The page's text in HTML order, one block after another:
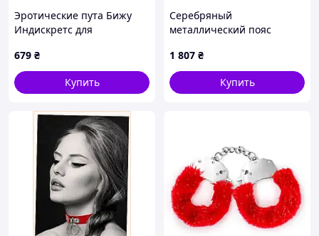
Эротические пута Бижу
Индискретс для
679 ₴
Купить
Серебряный
металлический пояс
Metal Penis Cock Cage
1 807 ₴
Купить